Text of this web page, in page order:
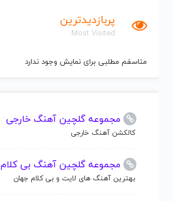
پربازدیدترین
Most Visited
متاسفم مطلبی برای نمایش وجود ندارد
مجموعه گلچین آهنگ خارجی
کالکشن آهنگ خارجی
مجموعه گلچین آهنگ بی کلام
بهترین آهنگ های لایت و بی کلام جهان